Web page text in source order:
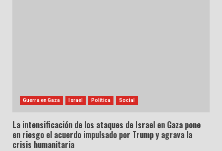
Guerra en Gaza Israel Política Social
La intensificación de los ataques de Israel en Gaza pone
en riesgo el acuerdo impulsado por Trump y agrava la
crisis humanitaria